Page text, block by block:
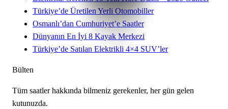
Türkiye’de Üretilen Yerli Otomobiller
Osmanlı’dan Cumhuriyet’e Saatler
Dünyanın En İyi 8 Kayak Merkezi
Türkiye’de Satılan Elektrikli 4×4 SUV’ler
Bülten
Tüm saatler hakkında bilmeniz gerekenler, her gün gelen
kutunuzda.